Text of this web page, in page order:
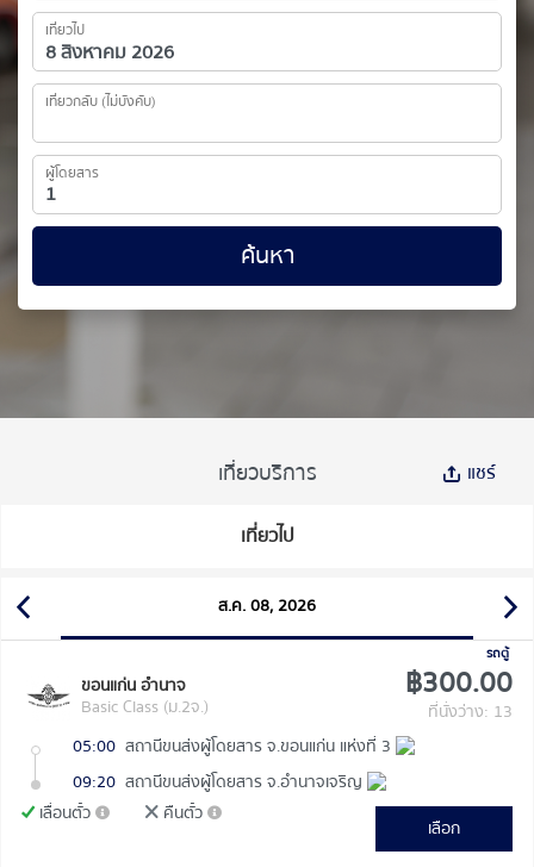
เที่ยวไป
เที่ยวกลับ (ไม่บังคับ)
ผู้โดยสาร
ค้นหา
เที่ยวบริการ แชร์
เที่ยวไป
ส.ค. 08, 2026
รถตู้
ขอนแก่น อำนาจ
Basic Class (ม.2จ.)
฿300.00
ที่นั่งว่าง: 13
05:00 สถานีขนส่งผู้โดยสาร จ.ขอนแก่น แห่งที่ 3
09:20 สถานีขนส่งผู้โดยสาร จ.อำนาจเจริญ
เลื่อนตั๋ว
คืนตั๋ว
เลือก